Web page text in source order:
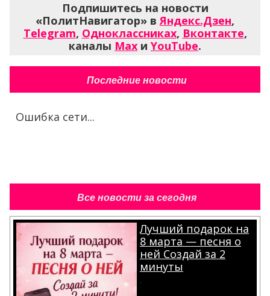
Подпишитесь на новости
«ПолитНавигатор» вЯндекс.Дзен,
Telegram, Одноклассниках, Вконтакте,
каналы Max и YouTube.
Последние новости
Ошибка сети...
Все новости за сегодня
Лучший подарок на
8 марта — песня о
ней Создай за 2
минуты
.